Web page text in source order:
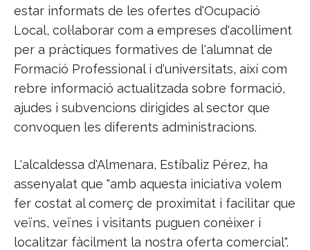
estar informats de les ofertes d'Ocupació
Local, col·laborar com a empreses d'acolliment
per a pràctiques formatives de l'alumnat de
Formació Professional i d'universitats, així com
rebre informació actualitzada sobre formació,
ajudes i subvencions dirigides al sector que
convoquen les diferents administracions.
L'alcaldessa d'Almenara, Estíbaliz Pérez, ha
assenyalat que "amb aquesta iniciativa volem
fer costat al comerç de proximitat i facilitar que
veïns, veïnes i visitants puguen conéixer i
localitzar fàcilment la nostra oferta comercial".